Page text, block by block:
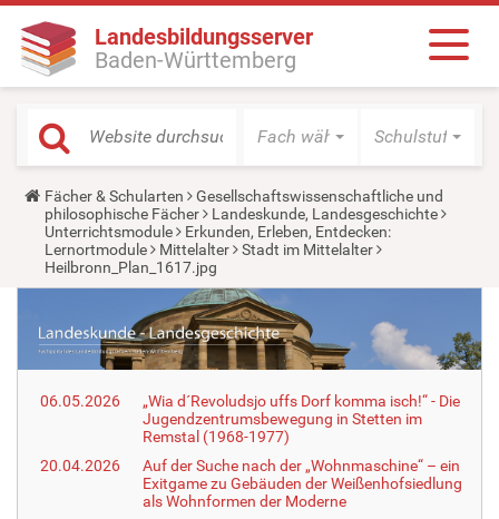
Landesbildungsserver
Baden-Württemberg
Fach wählen Schulstufe
Y
o
u
a
r
e
r
e
:
Fächer & Schularten
Gesellschaftswissenschaftliche und
philosophische Fächer
Landeskunde, Landesgeschichte
Unterrichtsmodule
Erkunden, Erleben, Entdecken:
Lernortmodule
Mittelalter
Stadt im Mittelalter
Heilbronn_Plan_1617.jpg
06.05.2026
„Wia d´Revoludsjo uffs Dorf komma isch!“ - Die
Jugendzentrumsbewegung in Stetten im
Remstal (1968-1977)
20.04.2026
Auf der Suche nach der „Wohnmaschine“ – ein
Exitgame zu Gebäuden der Weißenhofsiedlung
als Wohnformen der Moderne